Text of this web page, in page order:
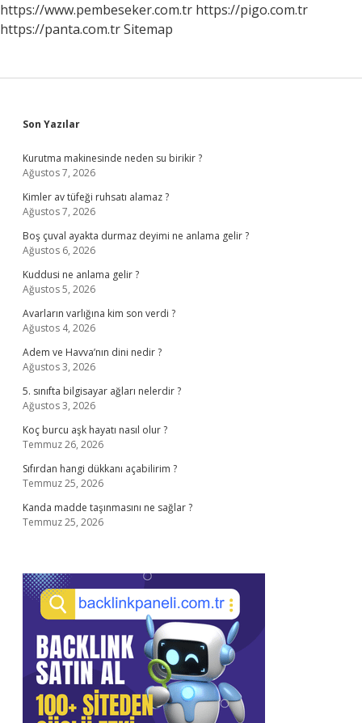
https://www.pembeseker.com.tr https://pigo.com.tr
https://panta.com.trSitemap
Sidebar
Son Yazılar
Kurutma makinesinde neden su birikir ?
Ağustos 7, 2026
Kimler av tüfeği ruhsatı alamaz ?
Ağustos 7, 2026
Boş çuval ayakta durmaz deyimi ne anlama gelir ?
Ağustos 6, 2026
Kuddusi ne anlama gelir ?
Ağustos 5, 2026
Avarların varlığına kim son verdi ?
Ağustos 4, 2026
Adem ve Havva’nın dini nedir ?
Ağustos 3, 2026
5. sınıfta bilgisayar ağları nelerdir ?
Ağustos 3, 2026
Koç burcu aşk hayatı nasıl olur ?
Temmuz 26, 2026
Sıfırdan hangi dükkanı açabilirim ?
Temmuz 25, 2026
Kanda madde taşınmasını ne sağlar ?
Temmuz 25, 2026